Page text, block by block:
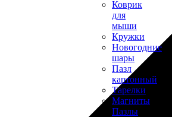
Коврик
для
мыши
Кружки
Новогодние
шары
Пазл
картонный
Тарелки
Магниты
Пазлы